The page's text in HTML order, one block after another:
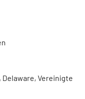
Vereinigte